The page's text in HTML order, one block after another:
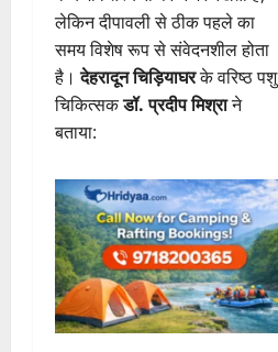
लेकिन दीपावली से ठीक पहले का
समय विशेष रूप से संवेदनशील होता
है।देहरादून चिड़ियाघरके वरिष्ठ पशु
चिकित्सकडॉ. प्रदीप मिश्राने
बताया: